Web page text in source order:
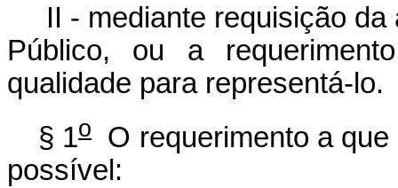
II - mediante requisição
Público, ou a
qualidade para representá-lo.
§ 1oO requerimento a que
possível: